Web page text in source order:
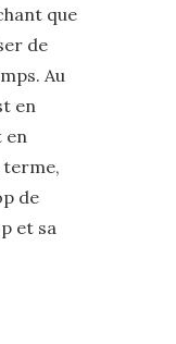
que
de
Au
en
en
terme,
de
et sa